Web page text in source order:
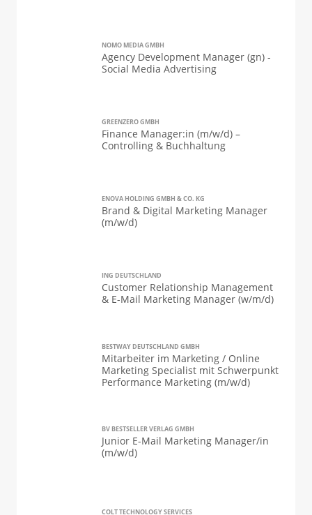
NOMO MEDIA GMBH
Agency Development Manager (gn) -
Social Media Advertising
GREENZERO GMBH
Finance Manager:in (m/w/d) –
Controlling & Buchhaltung
ENOVA HOLDING GMBH & CO. KG
Brand & Digital Marketing Manager
(m/w/d)
ING DEUTSCHLAND
Customer Relationship Management
& E-Mail Marketing Manager (w/m/d)
BESTWAY DEUTSCHLAND GMBH
Mitarbeiter im Marketing / Online
Marketing Specialist mit Schwerpunkt
Performance Marketing (m/w/d)
BV BESTSELLER VERLAG GMBH
Junior E-Mail Marketing Manager/in
(m/w/d)
COLT TECHNOLOGY SERVICES